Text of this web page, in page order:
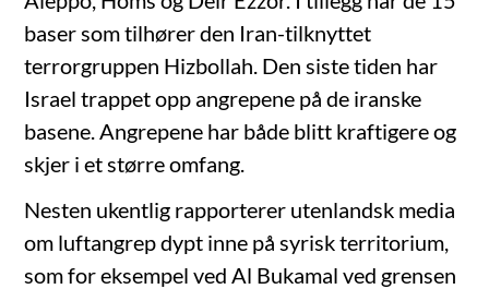
baser som tilhører den Iran-tilknyttet
terrorgruppen Hizbollah. Den siste tiden har
Israel trappet opp angrepene på de iranske
basene. Angrepene har både blitt kraftigere og
skjer i et større omfang.
Nesten ukentlig rapporterer utenlandsk media
om luftangrep dypt inne på syrisk territorium,
som for eksempel ved Al Bukamal ved grensen